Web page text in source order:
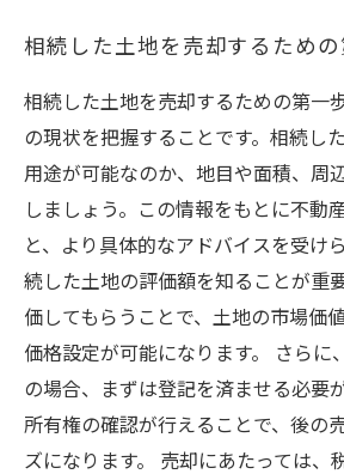
円滑な売却を実現するための具
相続した土地売却後の未来に
よう
相続した土地を売却するための
相続した土地を売却するための第一
の現状を把握することです。相続し
用途が可能なのか、地目や面積、周
しましょう。この情報をもとに不動
と、より具体的なアドバイスを受け
続した土地の評価額を知ることが重
価してもらうことで、土地の市場価
価格設定が可能になります。 さらに
の場合、まずは登記を済ませる必要
所有権の確認が行えることで、後の
ズになります。 売却にあたっては、